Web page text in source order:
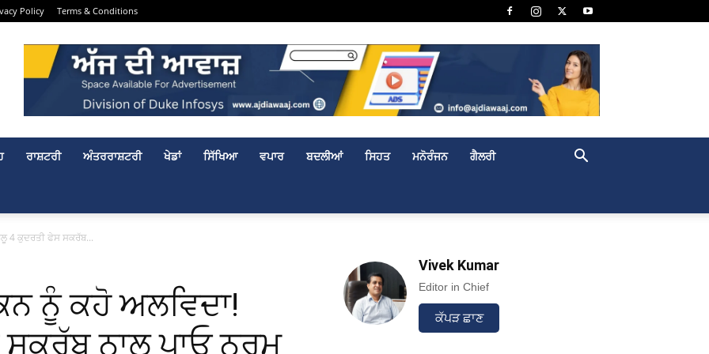
Policy Terms & Conditions
ਰਾਸ਼ਟਰੀ ਅੰਤਰਰਾਸ਼ਟਰੀ ਖੇਡਾਂ ਸਿੱਖਿਆ ਵਪਾਰ ਬਦਲੀਆਂ ਸਿਹਤ ਮਨੋਰੰਜਨ ਗੈਲਰੀ
4 ਕੁਦਰਤੀ ਫੇਸ ਸਕਰੱਬ...
ਨੂੰ ਕਹੋ ਅਲਵਿਦਾ!
ਨਾਲ ਪਾਓ ਨਰਮ
Vivek Kumar
Editor in Chief
ਕੱਪੜ ਛਾਣ